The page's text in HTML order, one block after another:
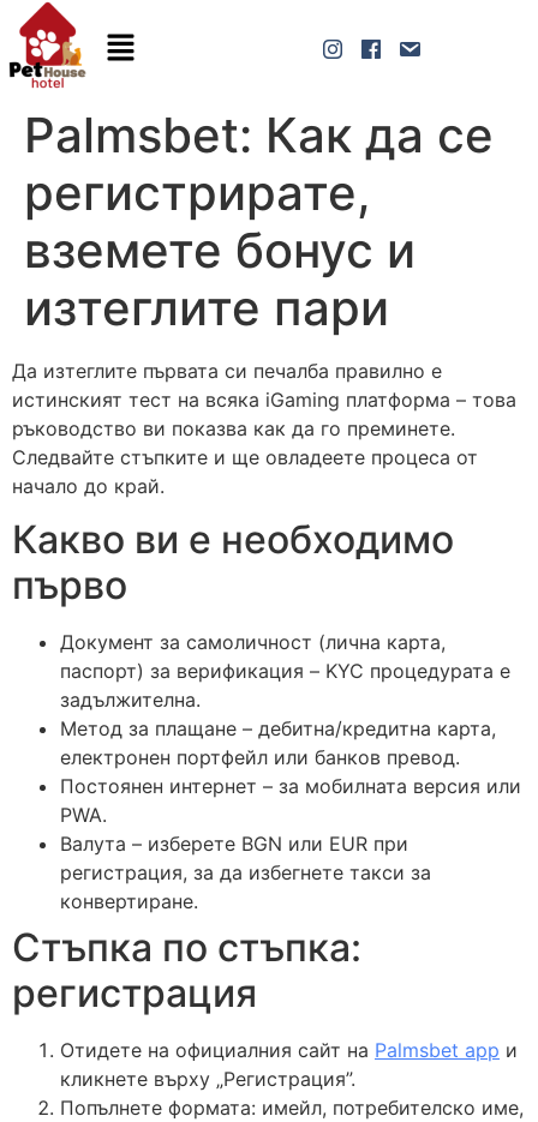
Palmsbet: Как да се
регистрирате,
вземете бонус и
изтеглите пари
Да изтеглите първата си печалба правилно е
истинският тест на всяка iGaming платформа – това
ръководство ви показва как да го преминете.
Следвайте стъпките и ще овладеете процеса от
начало до край.
Какво ви е необходимо
първо
Документ за самоличност (лична карта,
паспорт) за верификация – KYC процедурата е
задължителна.
Метод за плащане – дебитна/кредитна карта,
електронен портфейл или банков превод.
Постоянен интернет – за мобилната версия или
PWA.
Валута – изберете BGN или EUR при
регистрация, за да избегнете такси за
конвертиране.
Стъпка по стъпка:
регистрация
Отидете на официалния сайт на Palmsbet app и
кликнете върху „Регистрация”.
Попълнете формата: имейл, потребителско име,